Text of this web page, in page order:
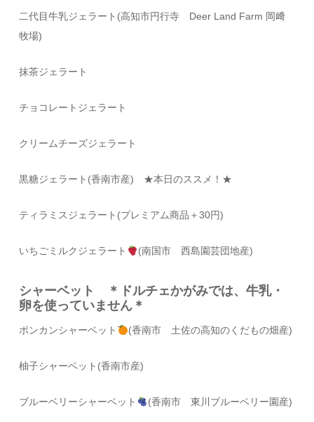
二代目牛乳ジェラート (高知市円行寺 Deer Land Farm 岡﨑
牧場)
抹茶ジェラート
チョコレートジェラート
クリームチーズジェラート
黒糖ジェラート(香南市産) ★本日のススメ！★
ティラミスジェラート(プレミアム商品＋30円)
いちごミルクジェラート (南国市 西島園芸団地産)
シャーベット ＊ドルチェかがみでは、牛乳・
卵を使っていません＊
ポンカンシャーベット (香南市 土佐の高知のくだもの畑産)
柚子シャーベット(香南市産)
ブルーベリーシャーベット (香南市 東川ブルーベリー園産)